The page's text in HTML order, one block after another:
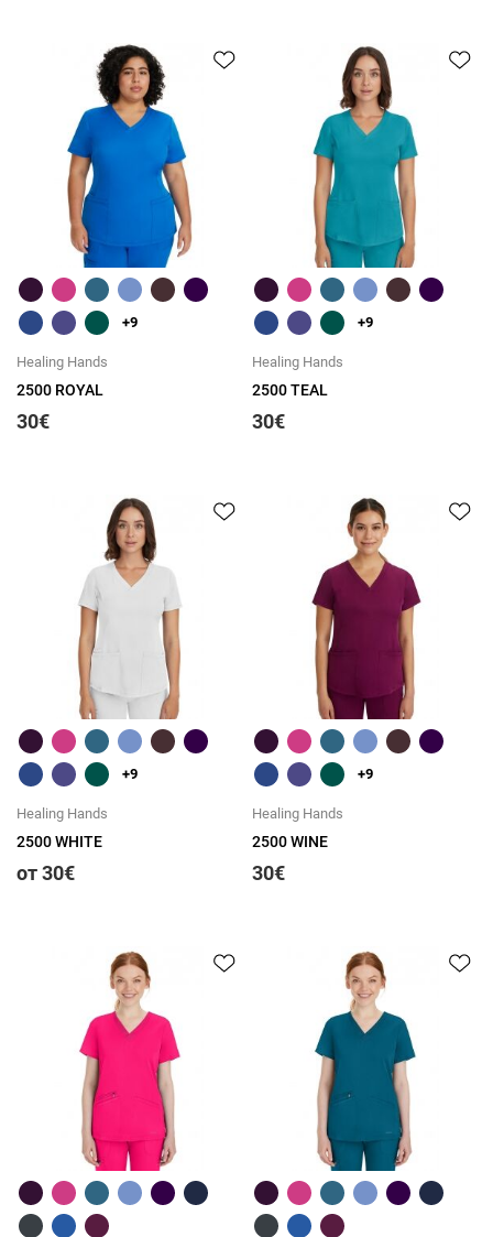
Быстрый обзор
+9
Healing Hands
2500 ROYAL
30€
Быстрый обзор
+9
Healing Hands
2500 TEAL
30€
Быстрый обзор
+9
Healing Hands
2500 WHITE
от 30€
Быстрый обзор
+9
Healing Hands
2500 WINE
30€
Быстрый обзор Быстрый обзор